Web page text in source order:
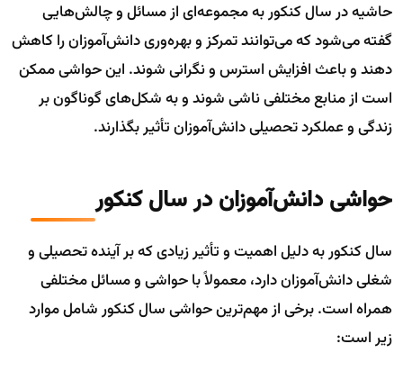
حاشیه در سال کنکور به مجموعه‌ای از مسائل و چالش‌هایی
گفته می‌شود که می‌توانند تمرکز و بهره‌وری دانش‌آموزان را کاهش
دهند و باعث افزایش استرس و نگرانی شوند. این حواشی ممکن
است از منابع مختلفی ناشی شوند و به شکل‌های گوناگون بر
زندگی و عملکرد تحصیلی دانش‌آموزان تأثیر بگذارند.
حواشی دانش‌آموزان در سال کنکور
سال کنکور به دلیل اهمیت و تأثیر زیادی که بر آینده تحصیلی و
شغلی دانش‌آموزان دارد، معمولاً با حواشی و مسائل مختلفی
همراه است. برخی از مهم‌ترین حواشی سال کنکور شامل موارد
زیر است: